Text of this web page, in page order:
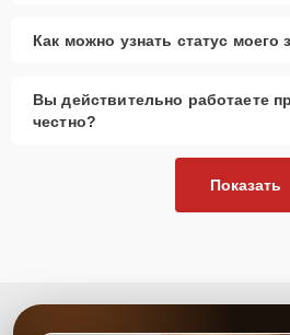
Как можно узнать статус моего
Вы действительно работаете
честно?
Показать